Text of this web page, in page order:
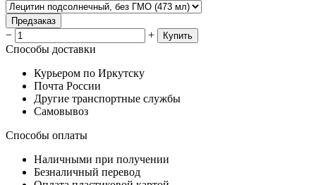
Предзаказ
− + Купить
Способы доставки
Курьером по Иркутску
Почта России
Другие транспортные службы
Самовывоз
Способы оплаты
Наличными при получении
Безналичный перевод